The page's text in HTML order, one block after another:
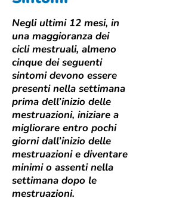
Negli ultimi 12 mesi, in
una maggioranza dei
cicli mestruali, almeno
cinque dei seguenti
sintomi devono essere
presenti nella settimana
prima dell’inizio delle
mestruazioni, iniziare a
migliorare entro pochi
giorni dall’inizio delle
mestruazioni e diventare
minimi o assenti nella
settimana dopo le
mestruazioni.